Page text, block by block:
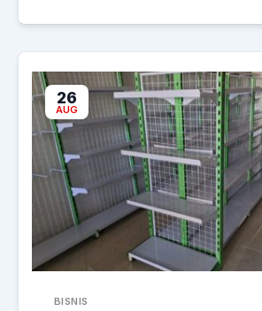
26
AUG
BISNIS